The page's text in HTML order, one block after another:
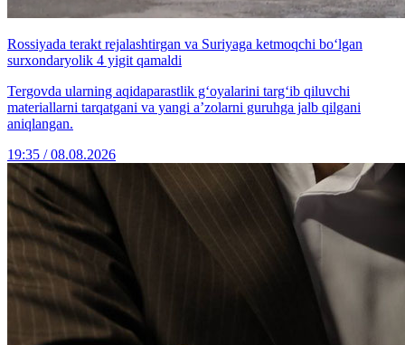
Rossiyada terakt rejalashtirgan va Suriyaga ketmoqchi bo‘lgan
surxondaryolik 4 yigit qamaldi
Tergovda ularning aqidaparastlik g‘oyalarini targ‘ib qiluvchi
materiallarni tarqatgani va yangi a’zolarni guruhga jalb qilgani
aniqlangan.
19:35 / 08.08.2026